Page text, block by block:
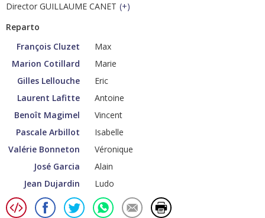
Director GUILLAUME CANET (+)
Reparto
François Cluzet
Max
Marion Cotillard
Marie
Gilles Lellouche
Eric
Laurent Lafitte
Antoine
Benoît Magimel
Vincent
Pascale Arbillot
Isabelle
Valérie Bonneton
Véronique
José Garcia
Alain
Jean Dujardin
Ludo